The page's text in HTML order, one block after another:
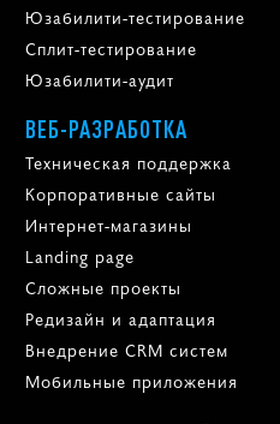
Юзабилити-тестирование
Сплит-тестирование
Юзабилити-аудит
ВЕБ-РАЗРАБОТКА
Техническая поддержка
Корпоративные сайты
Интернет-магазины
Landing page
Сложные проекты
Редизайн и адаптация
Внедрение CRM систем
Мобильные приложения